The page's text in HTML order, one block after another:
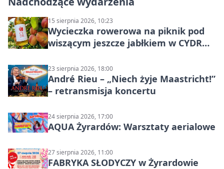
15 sierpnia 2026, 10:23
Wycieczka rowerowa na piknik pod
wiszącym jeszcze jabłkiem w CYDR
23 sierpnia 2026, 18:00
André Rieu – „Niech żyje Maastricht!”
– retransmisja koncertu
24 sierpnia 2026, 17:00
AQUA Żyrardów: Warsztaty aerialowe
27 sierpnia 2026, 11:00
FABRYKA SŁODYCZY w Żyrardowie